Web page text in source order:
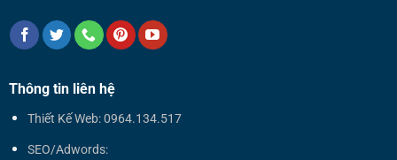
Thông tin liên hệ
Thiết Kế Web: 0964.134.517
SEO/Adwords: